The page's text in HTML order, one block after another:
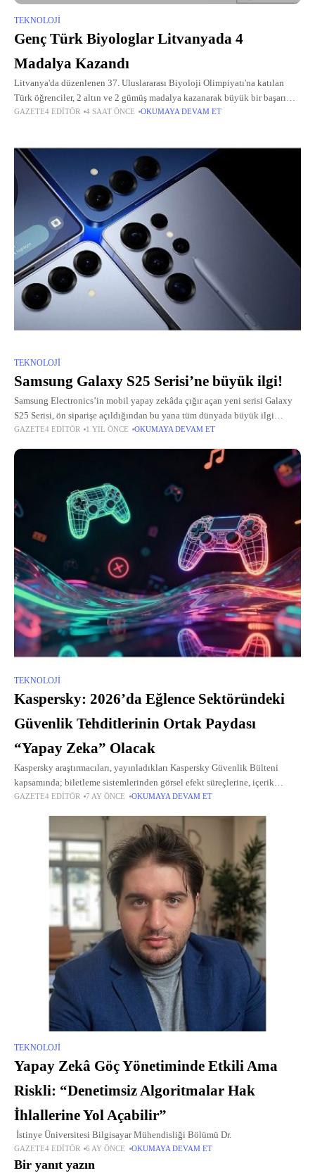
TEKNOLOJI
Genç Türk Biyologlar Litvanyada 4
Madalya Kazandı
Litvanya'da düzenlenen 37. Uluslararası Biyoloji Olimpiyatı'na katılan
Türk öğrenciler, 2 altın ve 2 gümüş madalya kazanarak büyük bir başarı
elde etti.
GAZETE4 EDITÖR 4 SAAT ÖNCE OKUMAYA DEVAM ET
TEKNOLOJI
Samsung Galaxy S25 Serisi’ne büyük ilgi!
Samsung Electronics’in mobil yapay zekâda çığır açan yeni serisi Galaxy
S25 Serisi, ön siparişe açıldığından bu yana tüm dünyada büyük ilgi
görmeye devam ediyor.
GAZETE4 EDITÖR 1 YIL ÖNCE OKUMAYA DEVAM ET
TEKNOLOJI
Kaspersky: 2026’da Eğlence Sektöründeki
Güvenlik Tehditlerinin Ortak Paydası
“Yapay Zeka” Olacak
Kaspersky araştırmacıları, yayınladıkları Kaspersky Güvenlik Bülteni
kapsamında; biletleme sistemlerinden görsel efekt süreçlerine, içerik
dağıtım ağlarından (CDN) oyun ve yasal düzenlemelere kadar 2026 yılında
GAZETE4 EDITÖR 7 AY ÖNCE OKUMAYA DEVAM ET
TEKNOLOJI
Yapay Zekâ Göç Yönetiminde Etkili Ama
Riskli: “Denetimsiz Algoritmalar Hak
İhlallerine Yol Açabilir”
İstinye Üniversitesi Bilgisayar Mühendisliği Bölümü Dr.
GAZETE4 EDITÖR 6 AY ÖNCE OKUMAYA DEVAM ET
Bir yanıt yazın